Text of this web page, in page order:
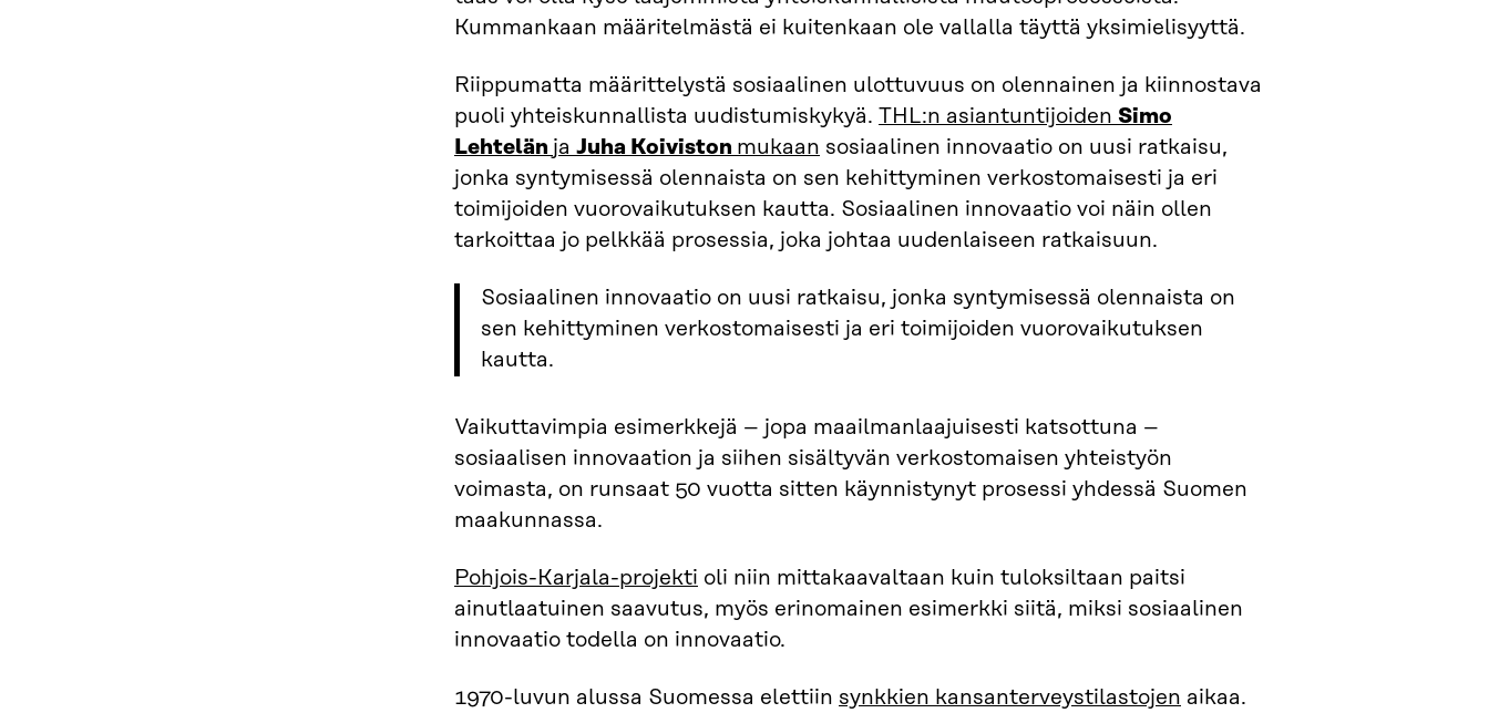
Kummankaan määritelmästä ei kuitenkaan ole vallalla täyttä yksimielisyyttä.
Riippumatta määrittelystä sosiaalinen ulottuvuus on olennainen ja kiinnostava
puoli yhteiskunnallista uudistumiskykyä. THL:n asiantuntijoiden Simo
Lehtelän ja Juha Koiviston mukaan sosiaalinen innovaatio on uusi ratkaisu,
jonka syntymisessä olennaista on sen kehittyminen verkostomaisesti ja eri
toimijoiden vuorovaikutuksen kautta. Sosiaalinen innovaatio voi näin ollen
tarkoittaa jo pelkkää prosessia, joka johtaa uudenlaiseen ratkaisuun.
Sosiaalinen innovaatio on uusi ratkaisu, jonka syntymisessä olennaista on
sen kehittyminen verkostomaisesti ja eri toimijoiden vuorovaikutuksen
kautta.
Vaikuttavimpia esimerkkejä – jopa maailmanlaajuisesti katsottuna –
sosiaalisen innovaation ja siihen sisältyvän verkostomaisen yhteistyön
voimasta, on runsaat 50 vuotta sitten käynnistynyt prosessi yhdessä Suomen
maakunnassa.
Pohjois-Karjala-projekti oli niin mittakaavaltaan kuin tuloksiltaan paitsi
ainutlaatuinen saavutus, myös erinomainen esimerkki siitä, miksi sosiaalinen
innovaatio todella on innovaatio.
1970-luvun alussa Suomessa elettiin synkkien kansanterveystilastojen aikaa.